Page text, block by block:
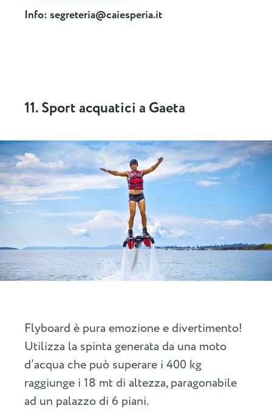
Info:segreteria@caiesperia.it
11. Sport acquatici a Gaeta
Flyboard è pura emozione e divertimento!
Utilizza la spinta generata da una moto
d’acqua che può superare i 400 kg
raggiunge i 18 mt di altezza, paragonabile
ad un palazzo di 6 piani.